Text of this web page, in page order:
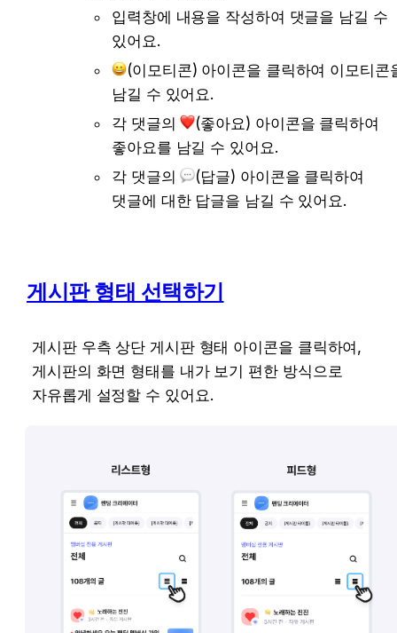
입력창에 내용을 작성하여 댓글을 남길 수
있어요.
(이모티콘) 아이콘을 클릭하여 이모티콘
남길 수 있어요.
각 댓글의
(좋아요) 아이콘을 클릭하여
좋아요를 남길 수 있어요.
각 댓글의
(답글) 아이콘을 클릭하여
댓글에 대한 답글을 남길 수 있어요.
게시판 형태 선택하기
게시판 우측 상단 게시판 형태 아이콘을 클릭하여,
게시판의 화면 형태를 내가 보기 편한 방식으로
자유롭게 설정할 수 있어요.